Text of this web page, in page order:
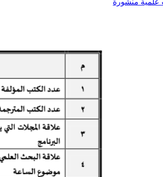
علمية منشورة